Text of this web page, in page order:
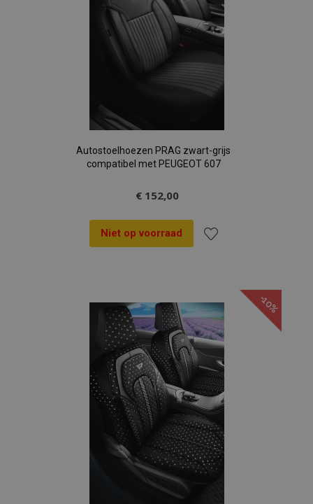
Autostoelhoezen PRAG zwart-grijs
compatibel met PEUGEOT 607
€ 152,00
Niet op voorraad
aan
verlanglijst
-10%